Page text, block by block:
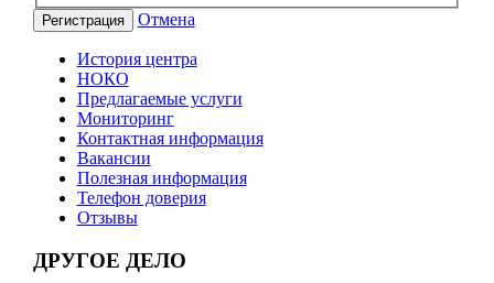
Регистрация Отмена
История центра
НОКО
Предлагаемые услуги
Мониторинг
Контактная информация
Вакансии
Полезная информация
Телефон доверия
Отзывы
ДРУГОЕ ДЕЛО